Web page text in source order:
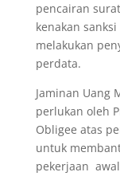
pencairan
kenakan
melakukan
perdata.
Jaminan Uang
perlukan oleh
Obligee atas
untuk
pekerjaan